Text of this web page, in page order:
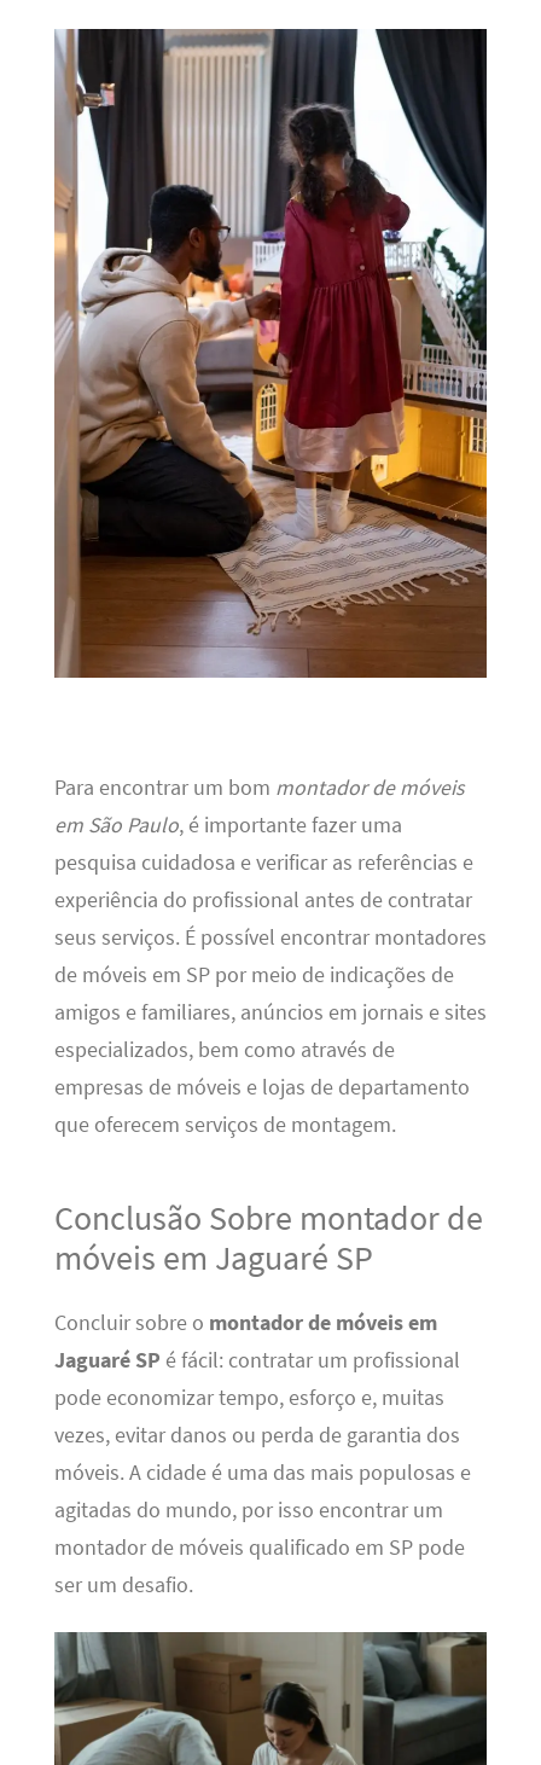
Para encontrar um bom montador de móveis
em São Paulo, é importante fazer uma
pesquisa cuidadosa e verificar as referências e
experiência do profissional antes de contratar
seus serviços. É possível encontrar montadores
de móveis em SP por meio de indicações de
amigos e familiares, anúncios em jornais e sites
especializados, bem como através de
empresas de móveis e lojas de departamento
que oferecem serviços de montagem.
Conclusão Sobre montador de
móveis em Jaguaré SP
Concluir sobre o montador de móveis em
Jaguaré SP é fácil: contratar um profissional
pode economizar tempo, esforço e, muitas
vezes, evitar danos ou perda de garantia dos
móveis. A cidade é uma das mais populosas e
agitadas do mundo, por isso encontrar um
montador de móveis qualificado em SP pode
ser um desafio.